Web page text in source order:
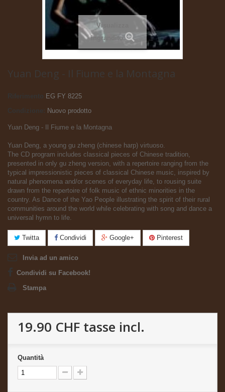
Visualizza
ingrandito
Yuan Deng - Il Fiume e la Montagna
Riferimento
EG FY 8225
Nuovo prodotto
Yuan Deng - Il Fiume e la Montagna
Yuan Deng, a young gu zheng (chinese harp) virtuoso.
The CD program includes classical pieces of Chinese tradition,
presented in only gu zheng version, with a repertoire ranging from the
typical impressionistic pieces of classical Chinese music, inspired by
natural phenomena and/or scenes of everyday life, to rousing suite
drawn from the repertoire of folk music of ethnic minorities in the
country. As Dance of the Yao People illustrating the spirit of their rural
communities around the world while celebrating with song and dance a
universal hymn to life.
Twitta Condividi Google+ Pinterest
Invia ad un amico
Condividi su Facebook!
Stampa
19.90 CHF tasse incl.
Quantità